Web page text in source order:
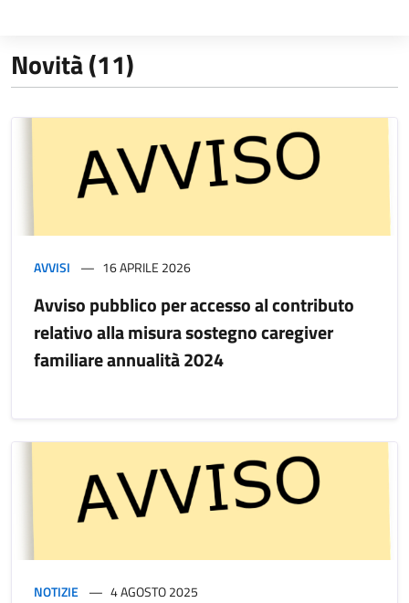
Novità (11)
AVVISI 16 APRILE 2026
Avviso pubblico per accesso al contributo
relativo alla misura sostegno caregiver
familiare annualità 2024
NOTIZIE 4 AGOSTO 2025